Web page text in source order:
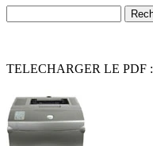
TELECHARGER LE PDF :